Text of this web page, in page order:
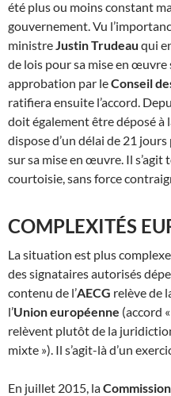
été plus ou moins constant
gouvernement. Vu
ministreJustin Trudeau qui
de lois pour sa mise en
approbation par leConseil
ratifiera ensuite l’accord.
doit également être déposé à
dispose d’un délai de 21
sur sa mise en œuvre. Il
courtoisie, sans force
COMPLEXITÉS
La situation est plus
des signataires autorisés
contenu de l’AECG relève de
l’Union européenne (accord «
relèvent plutôt de la
mixte »). Il s’agit-là d’un
En juillet 2015, la